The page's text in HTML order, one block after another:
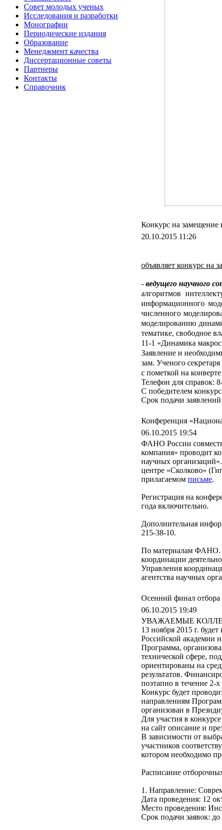
Совет молодых ученых
Исследования и разработки
Монографии
Периодические издания
Образование
Менеджмент качества
Диссертационные советы
Партнеры
Контакты
Справочник
Конкурс на замещение
20.10.2015 11:26
объявляет конкурс на
-ведущего научного
алгоритмов
информационного
численного
моделированию
тематике, свободное
11-1 «Динамика
Заявление и
зам. Ученого
с пометкой на
Телефон для справок:
С победителем
Срок подачи
Конференция
06.10.2015 19:54
ФАНО России
компания» проводит
научных
центре «Сколково»
прилагаемом письме.
Регистрация на
года включительно.
Дополнительная
215-38-10.
По материалам ФАНО.
координации
Управления
агентства научных
Осенний финал
06.10.2015 19:49
УВАЖАЕМЫЕ
13 ноября 2015 г.
Российской академии
Программа,
технической сфере,
ориентированы на
результатов.
поэтапно в течение 2-
Конкурс будет
направлениям
организован в
Для участия в
на сайт описание и
В зависимости от
участников
котором необходимо
Расписание
1. Направление:
Дата проведения: 12
Место проведения:
Срок подачи заявок: до